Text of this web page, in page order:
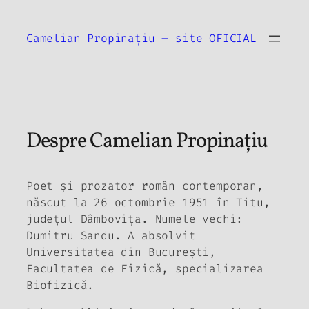
conținut
Camelian Propinațiu – site OFICIAL
Despre Camelian Propinațiu
Poet și prozator român contemporan,
născut la 26 octombrie 1951 în Titu,
județul Dâmbovița. Numele vechi:
Dumitru Sandu. A absolvit
Universitatea din București,
Facultatea de Fizică, specializarea
Biofizică.